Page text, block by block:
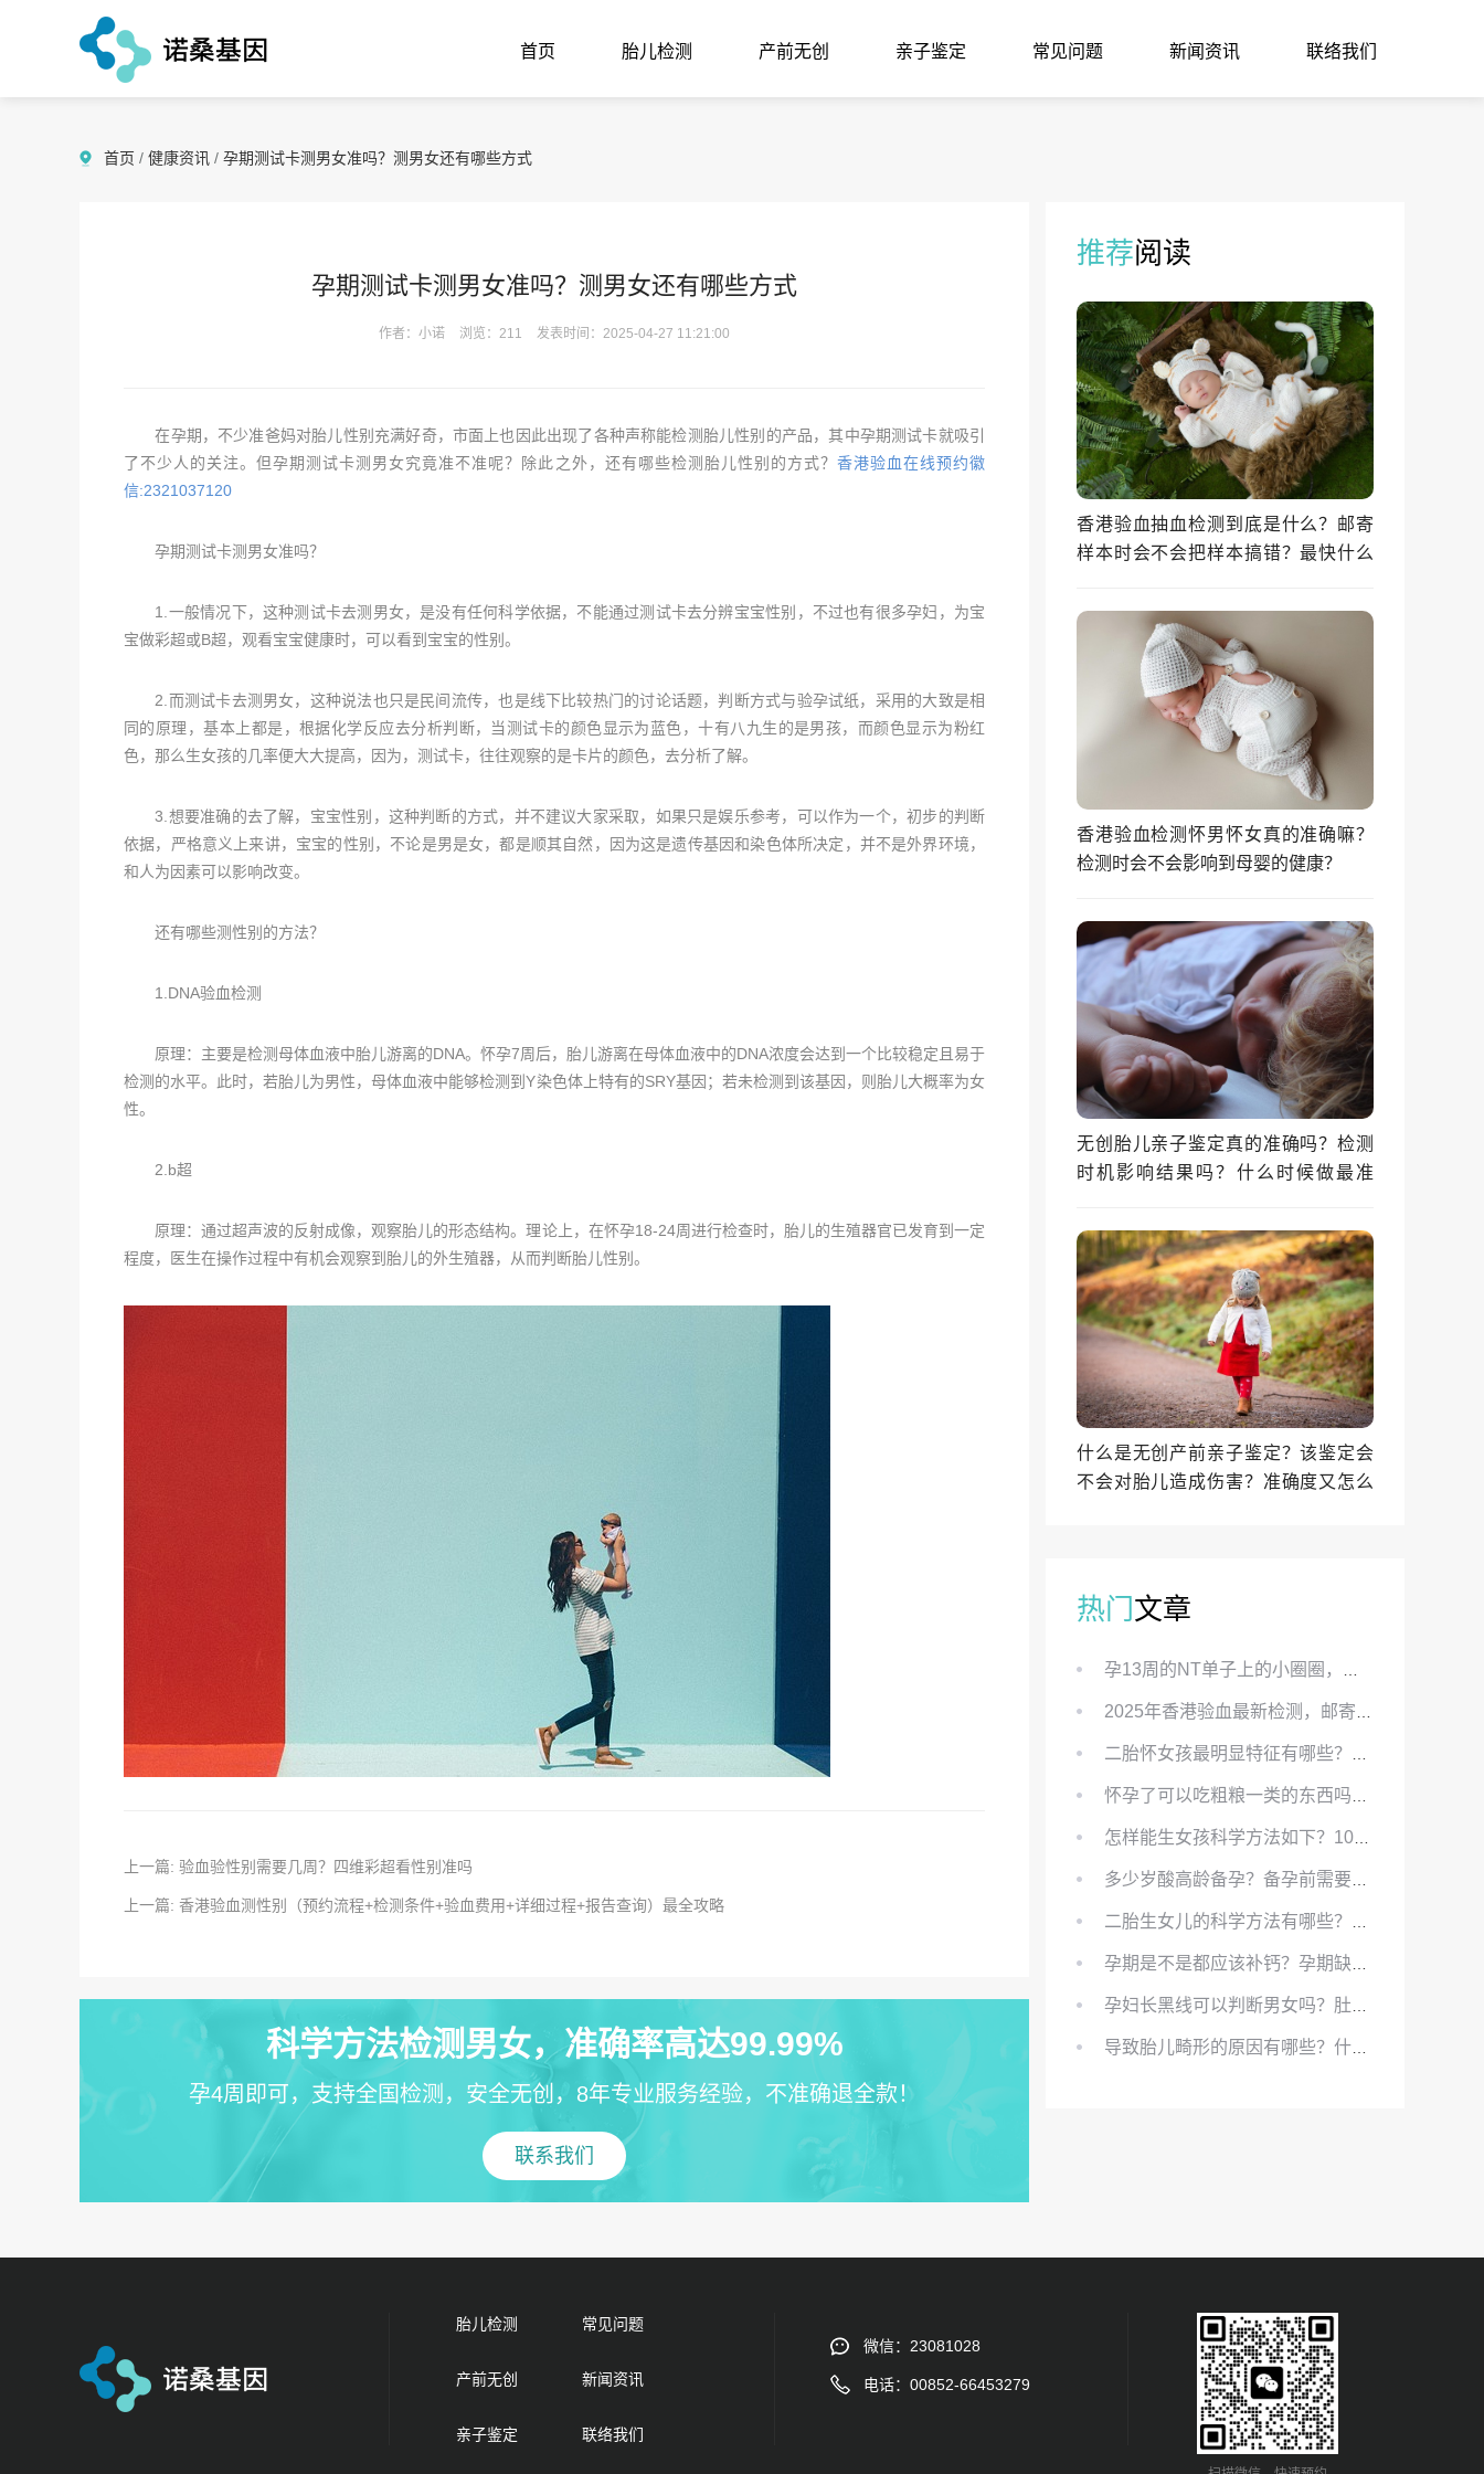
首页 胎儿检测 产前无创 亲子鉴定 常见问题 新闻资讯 联络我们
首页 / 健康资讯 / 孕期测试卡测男女准吗？测男女还有哪些方式
孕期测试卡测男女准吗？测男女还有哪些方式
作者：小诺 浏览：211 发表时间：2025-04-27 11:21:00
在孕期，不少准爸妈对胎儿性别充满好奇，市面上也因此出现了各种声称能检测胎儿性别的产品，其中孕期测试卡就吸引
了不少人的关注。但孕期测试卡测男女究竟准不准呢？除此之外，还有哪些检测胎儿性别的方式？ 香港验血在线预约徽
信:2321037120
孕期测试卡测男女准吗？
1.一般情况下，这种测试卡去测男女，是没有任何科学依据，不能通过测试卡去分辨宝宝性别，不过也有很多孕妇，为宝
宝做彩超或B超，观看宝宝健康时，可以看到宝宝的性别。
2.而测试卡去测男女，这种说法也只是民间流传，也是线下比较热门的讨论话题，判断方式与验孕试纸，采用的大致是相
同的原理，基本上都是，根据化学反应去分析判断，当测试卡的颜色显示为蓝色，十有八九生的是男孩，而颜色显示为粉红
色，那么生女孩的几率便大大提高，因为，测试卡，往往观察的是卡片的颜色，去分析了解。
3.想要准确的去了解，宝宝性别，这种判断的方式，并不建议大家采取，如果只是娱乐参考，可以作为一个，初步的判断
依据，严格意义上来讲，宝宝的性别，不论是男是女，都是顺其自然，因为这是遗传基因和染色体所决定，并不是外界环境，
和人为因素可以影响改变。
还有哪些测性别的方法？
1.DNA验血检测
原理：主要是检测母体血液中胎儿游离的DNA。怀孕7周后，胎儿游离在母体血液中的DNA浓度会达到一个比较稳定且易于
检测的水平。此时，若胎儿为男性，母体血液中能够检测到Y染色体上特有的SRY基因；若未检测到该基因，则胎儿大概率为女
性。
2.b超
原理：通过超声波的反射成像，观察胎儿的形态结构。理论上，在怀孕18-24周进行检查时，胎儿的生殖器官已发育到一定
程度，医生在操作过程中有机会观察到胎儿的外生殖器，从而判断胎儿性别。
上一篇: 验血验性别需要几周？四维彩超看性别准吗
上一篇: 香港验血测性别（预约流程+检测条件+验血费用+详细过程+报告查询）最全攻略
科学方法检测男女，准确率高达99.99%
孕4周即可，支持全国检测，安全无创，8年专业服务经验，不准确退全款！
联系我们
推荐阅读
香港验血抽血检测到底是什么？邮寄
样本时会不会把样本搞错？最快什么
香港验血检测怀男怀女真的准确嘛？
检测时会不会影响到母婴的健康？
无创胎儿亲子鉴定真的准确吗？检测
时机影响结果吗？什么时候做最准
什么是无创产前亲子鉴定？该鉴定会
不会对胎儿造成伤害？准确度又怎么
热门文章
胎儿检测 常见问题
产前无创 新闻资讯
亲子鉴定 联络我们
微信：23081028
电话：00852-66453279